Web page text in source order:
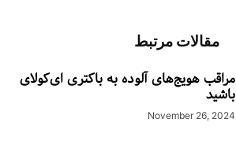
مقالات مرتبط
مراقب هویج‌های آلوده به باکتری ای‌کولای
باشید
November 26, 2024